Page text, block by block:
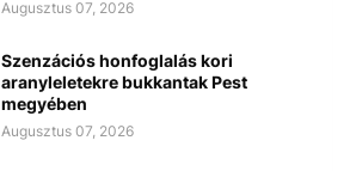
Augusztus 07, 2026
Szenzációs honfoglalás kori
aranyleletekre bukkantak Pest
megyében
Augusztus 07, 2026